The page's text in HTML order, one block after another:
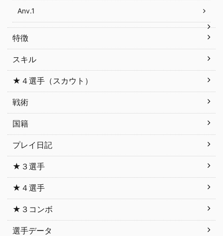
Anv.1
特徴
スキル
★４選手（スカウト）
戦術
国籍
プレイ日記
★３選手
★４選手
★３コンボ
選手データ